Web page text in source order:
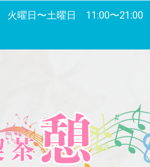
火曜日〜土曜日 11:00〜21:00